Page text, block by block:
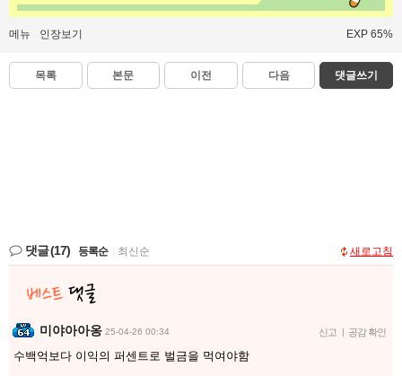
메뉴 인장보기 EXP 65%
목록 본문 이전 다음 댓글쓰기
댓글(17) 등록순 최신순 새로고침
미야아아옹 25-04-26 00:34 신고 | 공감 확인
수백억보다 이익의 퍼센트로 벌금을 먹여야함